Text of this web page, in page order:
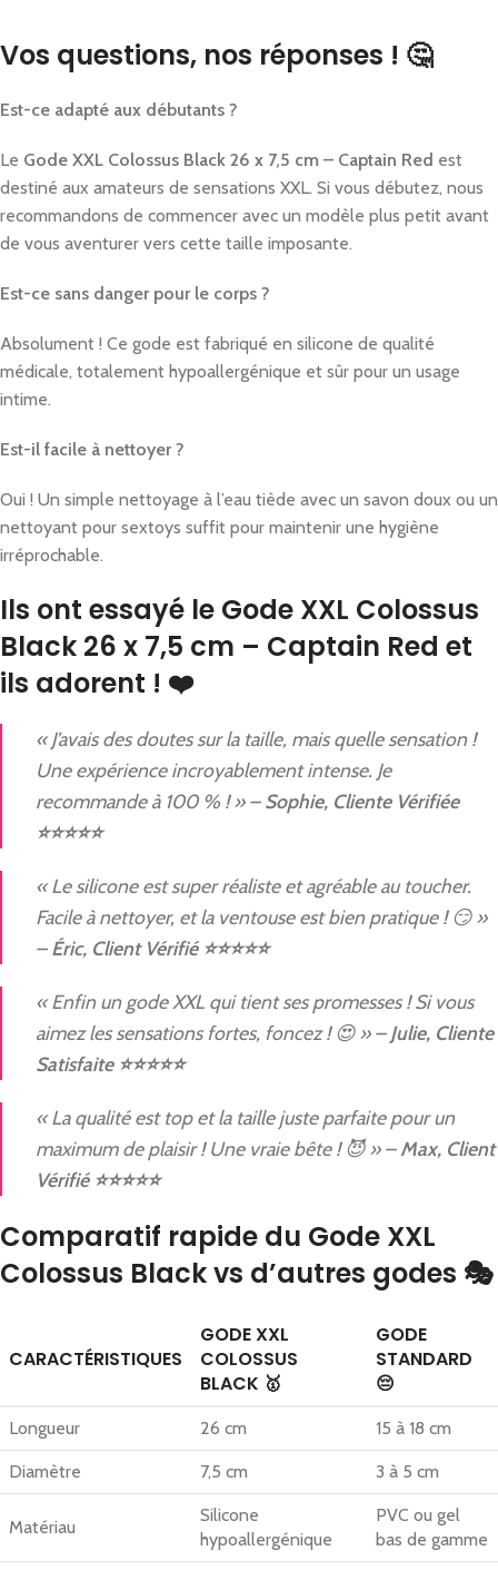
Vos questions, nos réponses ! 🤔
Est-ce adapté aux débutants ?
Le Gode XXL Colossus Black 26 x 7,5 cm – Captain Red est
destiné aux amateurs de sensations XXL. Si vous débutez, nous
recommandons de commencer avec un modèle plus petit avant
de vous aventurer vers cette taille imposante.
Est-ce sans danger pour le corps ?
Absolument ! Ce gode est fabriqué en silicone de qualité
médicale, totalement hypoallergénique et sûr pour un usage
intime.
Est-il facile à nettoyer ?
Oui ! Un simple nettoyage à l’eau tiède avec un savon doux ou un
nettoyant pour sextoys suffit pour maintenir une hygiène
irréprochable.
Ils ont essayé le Gode XXL Colossus
Black 26 x 7,5 cm – Captain Red et
ils adorent ! ❤️
« J’avais des doutes sur la taille, mais quelle sensation !
Une expérience incroyablement intense. Je
recommande à 100 % ! » –Sophie, Cliente Vérifiée
⭐⭐⭐⭐⭐
« Le silicone est super réaliste et agréable au toucher.
Facile à nettoyer, et la ventouse est bien pratique ! 😏 »
–Éric, Client Vérifié ⭐⭐⭐⭐⭐
« Enfin un gode XXL qui tient ses promesses ! Si vous
aimez les sensations fortes, foncez ! 😍 » –Julie, Cliente
Satisfaite ⭐⭐⭐⭐⭐
« La qualité est top et la taille juste parfaite pour un
maximum de plaisir ! Une vraie bête ! 😈 » –Max, Client
Vérifié ⭐⭐⭐⭐⭐
Comparatif rapide du Gode XXL
Colossus Black vs d’autres godes 🎭
CARACTÉRISTIQUES
GODE XXL
COLOSSUS
BLACK 🥇
GODE
STANDARD
😔
Longueur 26 cm 15 à 18 cm
Diamètre 7,5 cm 3 à 5 cm
Matériau
Silicone
hypoallergénique
PVC ou gel
bas de gamme